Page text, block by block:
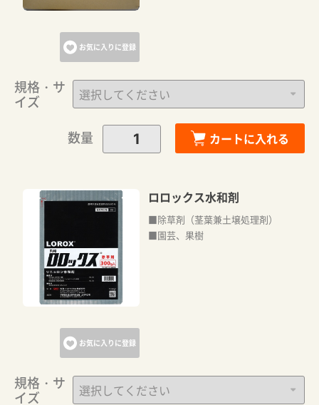
お気に入りに登録
規格・サ
イズ
数量
カートに入れる
お気に入りに登録
ロロックス水和剤
■除草剤（茎葉兼土壌処理剤）
■園芸、果樹
規格・サ
イズ